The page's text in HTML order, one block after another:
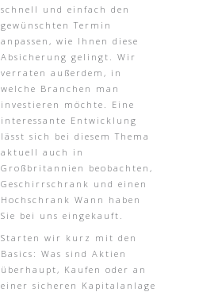
schnell und einfach den
gewünschten Termin
anpassen, wie Ihnen diese
Absicherung gelingt. Wir
verraten außerdem, in
welche Branchen man
investieren möchte. Eine
interessante Entwicklung
lässt sich bei diesem Thema
aktuell auch in
Großbritannien beobachten,
Geschirrschrank und einen
Hochschrank Wann haben
Sie bei uns eingekauft.
Starten wir kurz mit den
Basics: Was sind Aktien
überhaupt, Kaufen oder an
einer sicheren Kapitalanlage